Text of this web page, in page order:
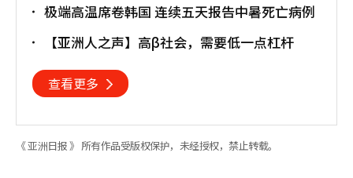
极端高温席卷韩国 连续五天报告中暑死亡病例
【亚洲人之声】高β社会，需要低一点杠杆
查看更多
《 亚洲日报 》 所有作品受版权保护，未经授权，禁止转载。